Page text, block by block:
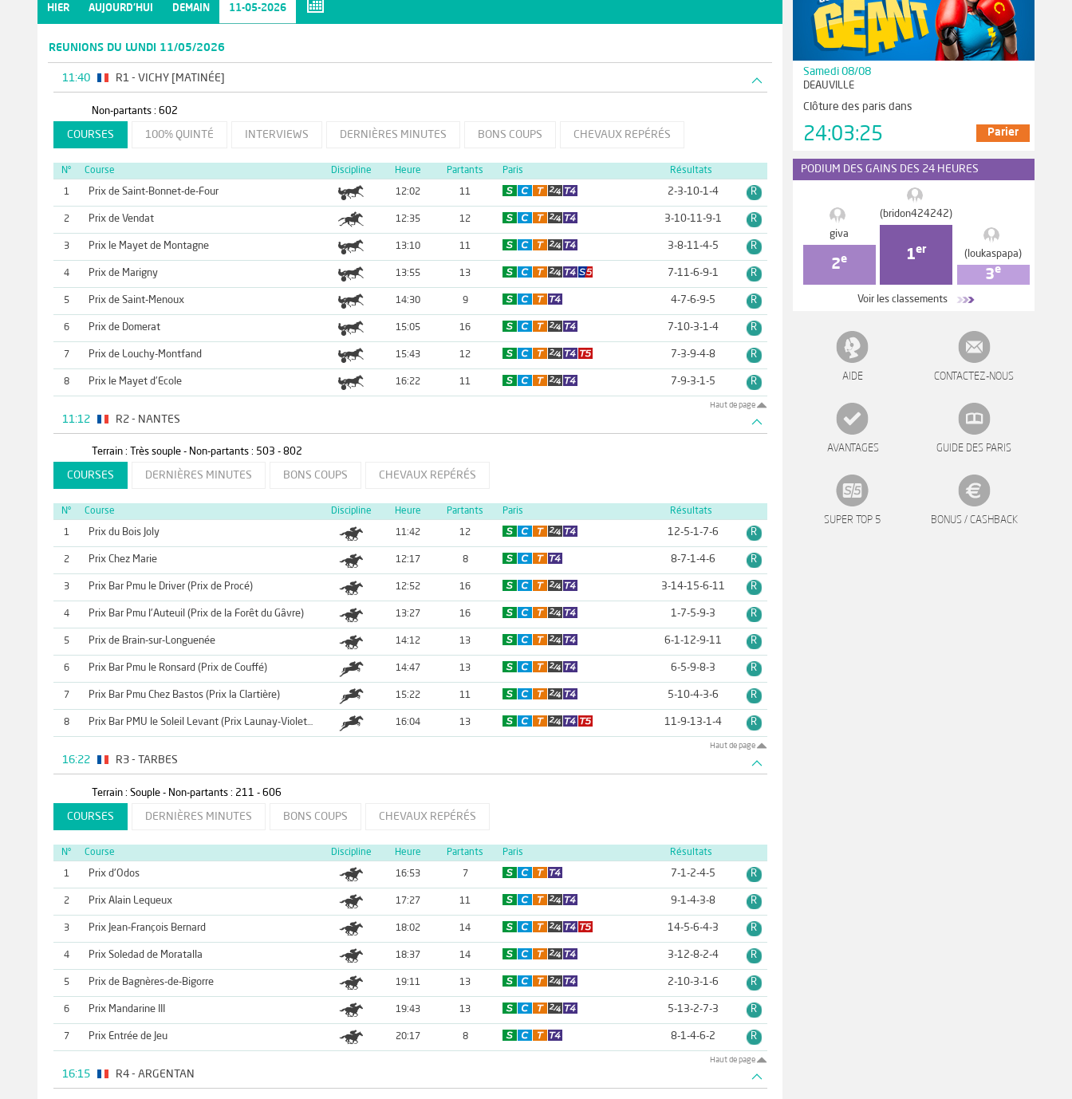
HIER AUJOURD'HUI DEMAIN 11-05-2026
REUNIONS DU LUNDI 11/05/2026
11:40 R1 - VICHY [MATINÉE]
Non-partants : 602
COURSES 100% QUINTÉ INTERVIEWS DERNIÈRES MINUTES BONS COUPS CHEVAUX REPÉRÉS
N° Course Discipline Heure Partants Paris Résultats
1 Prix de Saint-Bonnet-de-Four 12:02 11 2-3-10-1-4 R
2 Prix de Vendat 12:35 12 3-10-11-9-1 R
3 Prix le Mayet de Montagne 13:10 11 3-8-11-4-5 R
4 Prix de Marigny 13:55 13 7-11-6-9-1 R
5 Prix de Saint-Menoux 14:30 9 4-7-6-9-5 R
6 Prix de Domerat 15:05 16 7-10-3-1-4 R
7 Prix de Louchy-Montfand 15:43 12 7-3-9-4-8 R
8 Prix le Mayet d'Ecole 16:22 11 7-9-3-1-5 R
Haut de page
11:12 R2 - NANTES
Terrain : Très souple - Non-partants : 503 - 802
COURSES DERNIÈRES MINUTES BONS COUPS CHEVAUX REPÉRÉS
N° Course Discipline Heure Partants Paris Résultats
1 Prix du Bois Joly 11:42 12 12-5-1-7-6 R
2 Prix Chez Marie 12:17 8 8-7-1-4-6 R
3 Prix Bar Pmu le Driver (Prix de Procé) 12:52 16 3-14-15-6-11 R
4 Prix Bar Pmu l'Auteuil (Prix de la Forêt du Gâvre) 13:27 16 1-7-5-9-3 R
5 Prix de Brain-sur-Longuenée 14:12 13 6-1-12-9-11 R
6 Prix Bar Pmu le Ronsard (Prix de Couffé) 14:47 13 6-5-9-8-3 R
7 Prix Bar Pmu Chez Bastos (Prix la Clartière) 15:22 11 5-10-4-3-6 R
8 Prix Bar PMU le Soleil Levant (Prix Launay-Violette) 16:04 13 11-9-13-1-4 R
Haut de page
16:22 R3 - TARBES
Terrain : Souple - Non-partants : 211 - 606
COURSES DERNIÈRES MINUTES BONS COUPS CHEVAUX REPÉRÉS
N° Course Discipline Heure Partants Paris Résultats
1 Prix d'Odos 16:53 7 7-1-2-4-5 R
2 Prix Alain Lequeux 17:27 11 9-1-4-3-8 R
3 Prix Jean-François Bernard 18:02 14 14-5-6-4-3 R
4 Prix Soledad de Moratalla 18:37 14 3-12-8-2-4 R
5 Prix de Bagnères-de-Bigorre 19:11 13 2-10-3-1-6 R
6 Prix Mandarine III 19:43 13 5-13-2-7-3 R
7 Prix Entrée de Jeu 20:17 8 8-1-4-6-2 R
Haut de page
16:15 R4 - ARGENTAN
Samedi 08/08
DEAUVILLE
Clôture des paris dans
24:03:24 Parier
PODIUM DES GAINS DES 24 HEURES
giva
2e
(bridon424242)
1er (loukaspapa)
3e
Voir les classements
AIDE CONTACTEZ-NOUS
AVANTAGES GUIDE DES PARIS
SUPER TOP 5 BONUS / CASHBACK